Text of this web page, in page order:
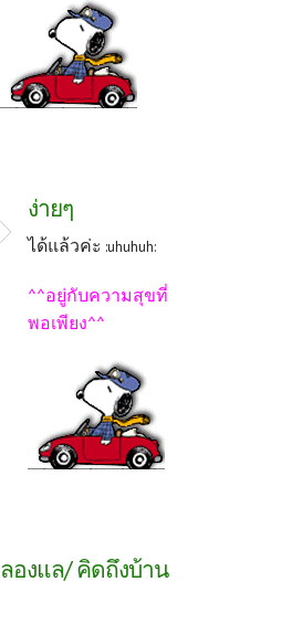
ง่ายๆ
ได้แล้วค่ะ :uhuhuh:
^^อยู่กับความสุขที่
พอเพียง^^
ลองแล/ คิดถึงบ้าน